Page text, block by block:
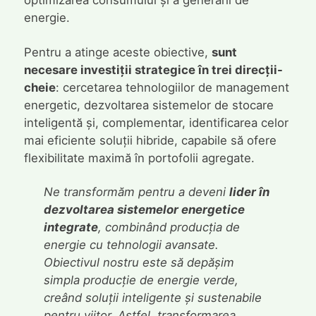
energie.
Pentru a atinge aceste obiective, sunt
necesare investiții strategice în trei direcții-
cheie: cercetarea tehnologiilor de management
energetic, dezvoltarea sistemelor de stocare
inteligentă și, complementar, identificarea celor
mai eficiente soluții hibride, capabile să ofere
flexibilitate maximă în portofolii agregate.
Ne transformăm pentru a devenilider în
dezvoltarea sistemelor energetice
integrate, combinând producția de
energie cu tehnologii avansate.
Obiectivul nostru este să depășim
simpla producție de energie verde,
creând soluții inteligente și sustenabile